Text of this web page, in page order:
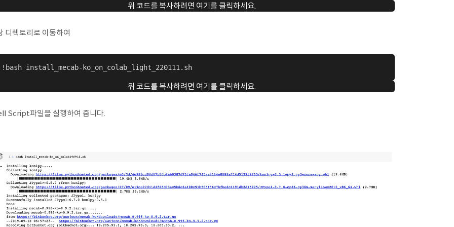
위 코드를 복사하려면 여기를 클릭하세요.
디렉토리로 이동하여
install_mecab-ko_on_colab_light_220111.sh
위 코드를 복사하려면 여기를 클릭하세요.
Script파일을 실행하여 줍니다.